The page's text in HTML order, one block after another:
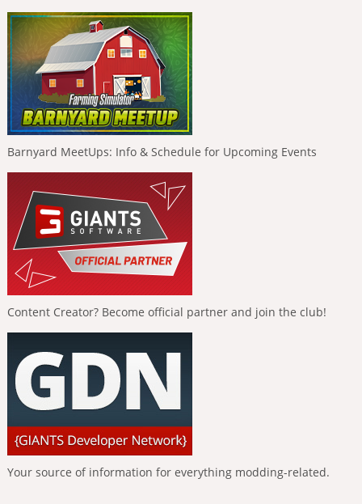
Barnyard MeetUps: Info & Schedule for Upcoming Events
Content Creator? Become official partner and join the club!
Your source of information for everything modding-related.